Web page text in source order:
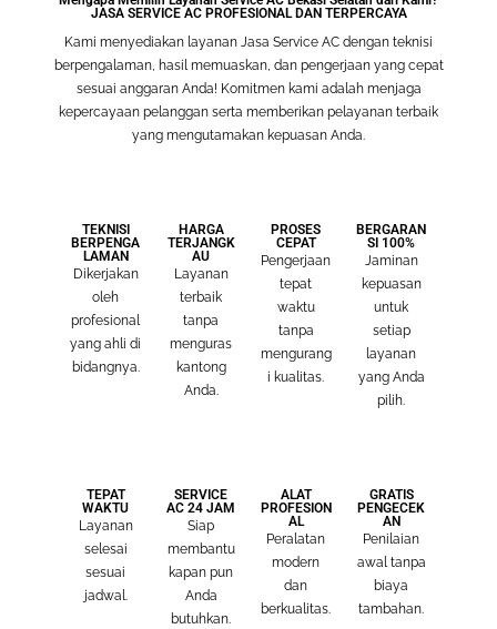
JASA SERVICE AC PROFESIONAL DAN TERPERCAYA
Kami menyediakan layanan Jasa Service AC dengan teknisi
berpengalaman, hasil memuaskan, dan pengerjaan yang cepat
sesuai anggaran Anda! Komitmen kami adalah menjaga
kepercayaan pelanggan serta memberikan pelayanan terbaik
yang mengutamakan kepuasan Anda.
TEKNISI
BERPENGA
LAMAN
Dikerjakan
oleh
profesional
yang ahli di
bidangnya.
HARGA
TERJANGK
AU
Layanan
terbaik
tanpa
menguras
kantong
Anda.
PROSES
CEPAT
Pengerjaan
tepat
waktu
tanpa
mengurang
i kualitas.
BERGARAN
SI 100%
Jaminan
kepuasan
untuk
setiap
layanan
yang Anda
pilih.
TEPAT
WAKTU
Layanan
selesai
sesuai
jadwal.
SERVICE
AC 24 JAM
Siap
membantu
kapan pun
Anda
butuhkan.
ALAT
PROFESION
AL
Peralatan
modern
dan
berkualitas.
GRATIS
PENGECEK
AN
Penilaian
awal tanpa
biaya
tambahan.